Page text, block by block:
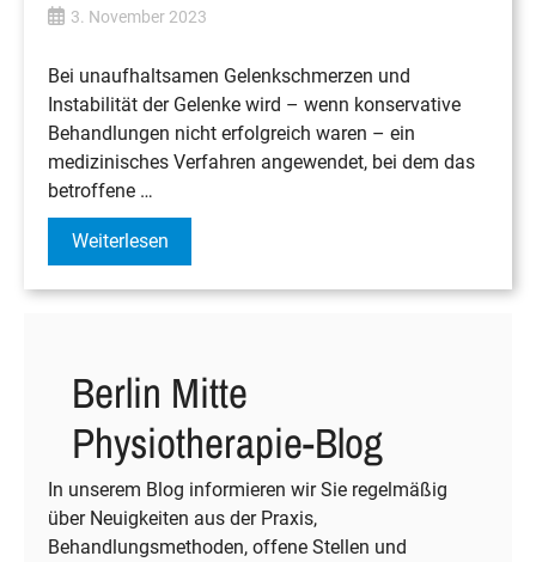
3. November 2023
Bei unaufhaltsamen Gelenkschmerzen und
Instabilität der Gelenke wird – wenn konservative
Behandlungen nicht erfolgreich waren – ein
medizinisches Verfahren angewendet, bei dem das
betroffene …
Weiterlesen
Berlin Mitte
Physiotherapie-Blog
In unserem Blog informieren wir Sie regelmäßig
über Neuigkeiten aus der Praxis,
Behandlungsmethoden, offene Stellen und